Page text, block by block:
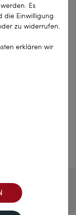
Es
die Einwilligung
zu widerrufen.
erklären wir